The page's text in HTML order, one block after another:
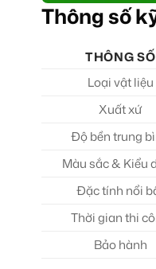
Thông số
THÔNG SỐ
Loại vật liệu
Xuất xứ
Độ bền trung
Màu sắc & Kiểu
Đặc tính nổi
Thời gian thi
Bảo hành